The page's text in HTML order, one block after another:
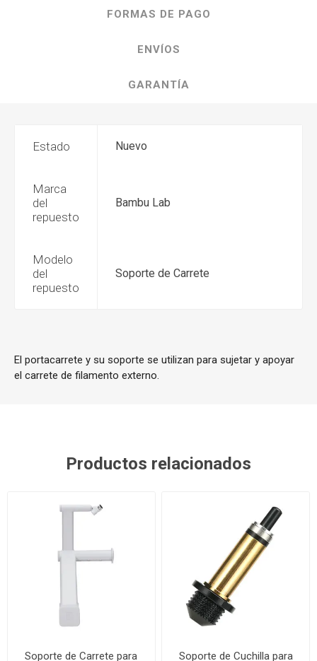
FORMAS DE PAGO
ENVÍOS
GARANTÍA
Estado Nuevo
Marca
del
repuesto
Bambu Lab
Modelo
del
repuesto
Soporte de Carrete
El portacarrete y su soporte se utilizan para sujetar y apoyar
el carrete de filamento externo.
Productos relacionados
Soporte de Carrete para Soporte de Cuchilla para